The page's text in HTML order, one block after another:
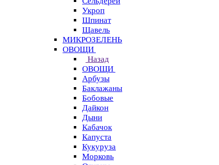
Укроп
Шпинат
Щавель
МИКРОЗЕЛЕНЬ
ОВОЩИ
Назад
ОВОЩИ
Арбузы
Баклажаны
Бобовые
Дайкон
Дыни
Кабачок
Капуста
Кукуруза
Морковь